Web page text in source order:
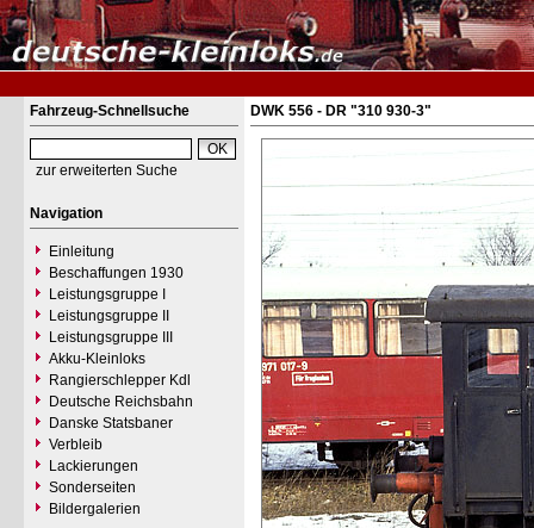
Fahrzeug-Schnellsuche
zur erweiterten Suche
Navigation
Einleitung
Beschaffungen 1930
Leistungsgruppe I
Leistungsgruppe II
Leistungsgruppe III
Akku-Kleinloks
Rangierschlepper Kdl
Deutsche Reichsbahn
Danske Statsbaner
Verbleib
Lackierungen
Sonderseiten
Bildergalerien
DWK 556 - DR "310 930-3"